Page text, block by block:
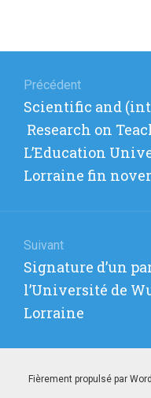
de
l’article
Précédent
Article
précédent
:
Scientific and
Research on
L’Education
Lorraine fin
Suivant
Article
suivant
:
Signature d’un
l’Université de
Lorraine
Fièrement propulsé par